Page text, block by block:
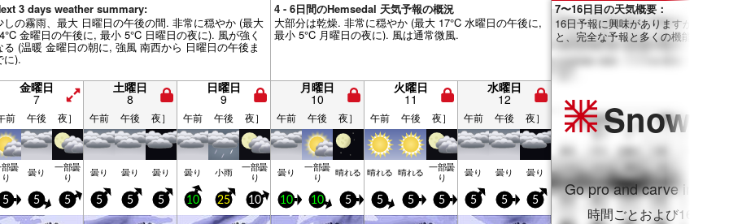
3 days weather summary:
しの霧雨、最大 日曜日の午後の間. 非常に穏やか (最大
金曜日の午後に, 最小 5°C 日曜日の夜に). 風が強く
る (温暖 金曜日の朝に, 強風 南西から 日曜日の午後ま
に).
4 - 6日間のHemsedal 天気予報の概況
大部分は乾燥. 非常に穏やか (最大 17°C 水曜日の午後に,
最小 5°C 月曜日の夜に). 風は通常微風.
金曜日
7
土曜日
8
日曜日
9
月曜日
10
火曜日
11
水曜日
12
前 午後 夜］ 午前 午後 夜］ 午前 午後 夜］ 午前 午後 夜］ 午前 午後 夜］ 午前 午後 夜］
曇
り 曇り 一部曇
り 曇り 曇り 曇り 曇り 小雨 一部曇
り 曇り 一部曇
り 晴れる 晴れる 晴れる 一部曇
り 曇り 曇り 曇り
5 5 5 5 5 5 10 25 10 10 10 5 5 5 5 5 5 5
7〜16日目の天気概要：
16日予報に興味がありますか？Pro
と、完全な予報と多くの機能を利用
Snow
Go pro and carve into:
時間ごとおよび16日間